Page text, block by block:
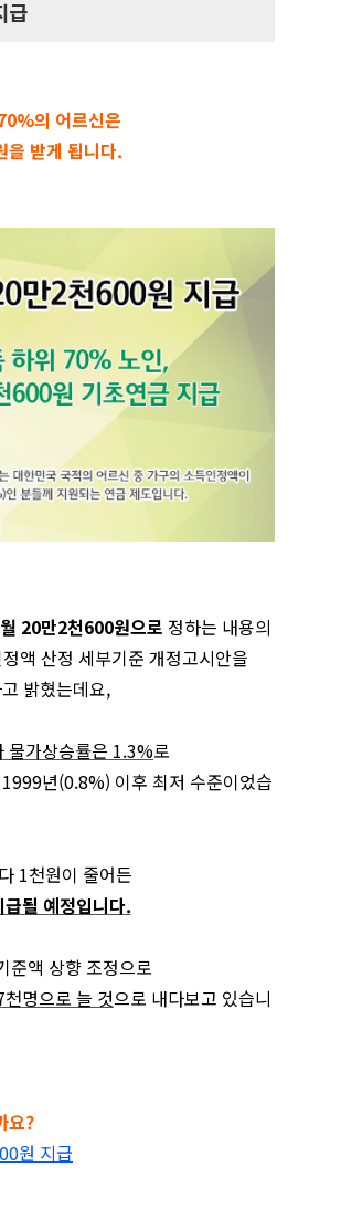
급
의 어르신은
을 받게 됩니다.
20만2천600원으로 정하는 내용의
액 산정 세부기준 개정고시안을
밝혔는데요,
물가상승률은 1.3%로
1999년(0.8%) 이후 최저 수준이었습
1천원이 줄어든
될 예정입니다.
준액 상향 조정으로
명으로 늘 것으로 내다보고 있습니
요?
원 지급